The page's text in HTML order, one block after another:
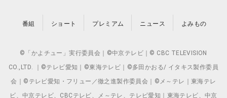
番組 ショート プレミアム ニュース よみもの
©「かよチュー」実行委員会｜©中京テレビ｜© CBC TELEVISION
CO.,LTD. ｜©テレビ愛知｜©東海テレビ｜©多田かおる/ イタキス製作委員
会｜©テレビ愛知・フリュー／徹之進製作委員会｜©メ～テレ｜東海テレ
ビ、中京テレビ、CBCテレビ、メ～テレ、テレビ愛知｜東海テレビ、中京